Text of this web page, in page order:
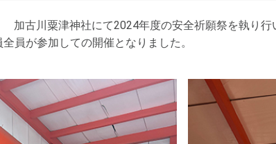
加古川粟津神社にて2024年度の安全祈願祭を執り行
員が参加しての開催となりました。